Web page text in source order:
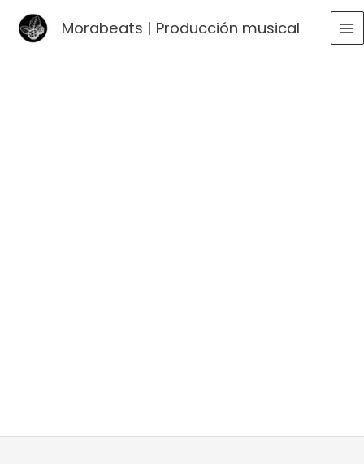
Morabeats | Producción musical